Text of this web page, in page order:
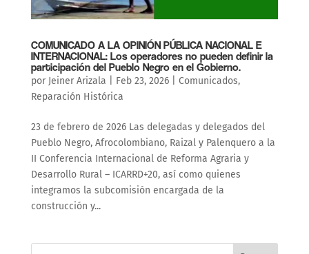
COMUNICADO A LA OPINIÓN PÚBLICA NACIONAL E
INTERNACIONAL: Los operadores no pueden definir la
participación del Pueblo Negro en el Gobierno.
por Jeiner Arizala Feb 23, 2026| Comunicados,
Reparación Histórica
23 de febrero de 2026 Las delegadas y delegados del
Pueblo Negro, Afrocolombiano, Raizal y Palenquero a la
II Conferencia Internacional de Reforma Agraria y
Desarrollo Rural – ICARRD+20, así como quienes
integramos la subcomisión encargada de la
construcción y...